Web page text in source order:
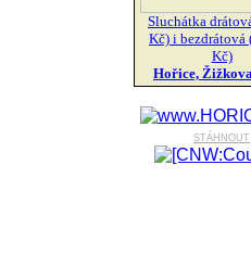
Sluchátka
Kč) i bezdrátová
Kč)
Hořice,
stáhnout